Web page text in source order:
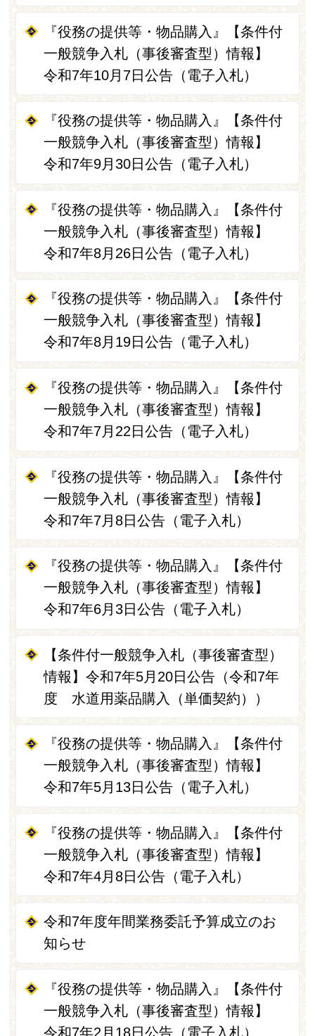
『役務の提供等・物品購入』【条件付
一般競争入札（事後審査型）情報】
令和7年10月7日公告（電子入札）
『役務の提供等・物品購入』【条件付
一般競争入札（事後審査型）情報】
令和7年9月30日公告（電子入札）
『役務の提供等・物品購入』【条件付
一般競争入札（事後審査型）情報】
令和7年8月26日公告（電子入札）
『役務の提供等・物品購入』【条件付
一般競争入札（事後審査型）情報】
令和7年8月19日公告（電子入札）
『役務の提供等・物品購入』【条件付
一般競争入札（事後審査型）情報】
令和7年7月22日公告（電子入札）
『役務の提供等・物品購入』【条件付
一般競争入札（事後審査型）情報】
令和7年7月8日公告（電子入札）
『役務の提供等・物品購入』【条件付
一般競争入札（事後審査型）情報】
令和7年6月3日公告（電子入札）
【条件付一般競争入札（事後審査型）
情報】令和7年5月20日公告（令和7年
度 水道用薬品購入（単価契約））
『役務の提供等・物品購入』【条件付
一般競争入札（事後審査型）情報】
令和7年5月13日公告（電子入札）
『役務の提供等・物品購入』【条件付
一般競争入札（事後審査型）情報】
令和7年4月8日公告（電子入札）
令和7年度年間業務委託予算成立のお
知らせ
『役務の提供等・物品購入』【条件付
一般競争入札（事後審査型）情報】
令和7年2月18日公告（電子入札）